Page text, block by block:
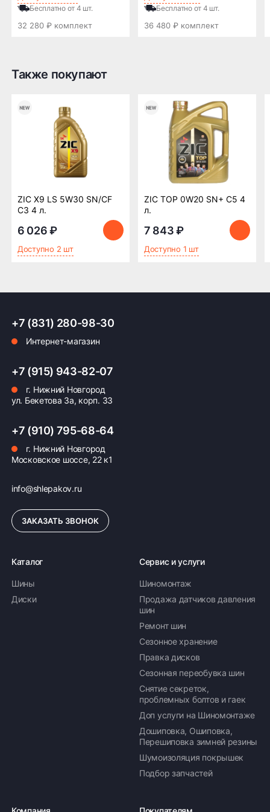
бесплатная
Оплата заказа
Возможна картой, наличными при получении,
также доступно оформление кредита и
формирование счёта для Юр.Лица
ПОДРОБНЕЕ ОБ ОПЛАТЕ
Бесплатно от 4 шт.
32 280 ₽ комплект
Бесплатно от 4 шт.
36 480 ₽ комплект
Также покупают
ZIC X9 LS 5W30 SN/CF
C3 4 л.
6 026 ₽
Доступно 2 шт
ZIC TOP 0W20 SN+ C5 4
л.
7 843 ₽
Доступно 1 шт
+7 (831) 280-98-30
Интернет-магазин
+7 (915) 943-82-07
г. Нижний Новгород
ул. Бекетова 3а, корп. 33
+7 (910) 795-68-64
г. Нижний Новгород
Московское шоссе, 22 к1
info@shlepakov.ru
ЗАКАЗАТЬ ЗВОНОК
Каталог
Шины
Диски
Сервис и услуги
Шиномонтаж
Продажа датчиков давления
шин
Ремонт шин
Сезонное хранение
Правка дисков
Сезонная переобувка шин
Снятие секреток,
проблемных болтов и гаек
Доп услуги на Шиномонтаже
Дошиповка, Ошиповка,
Перешиповка зимней резины
Шумоизоляция покрышек
Подбор запчастей